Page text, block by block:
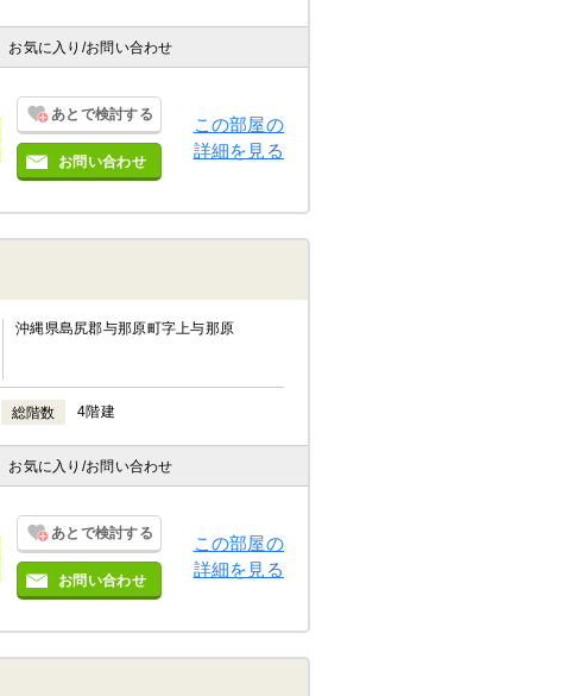
お気に入り /お問い合わせ
あとで検討する
お問い合わせ
この部屋の
詳細を見る
沖縄県島尻郡与那原町字上与那原
総階数 4階建
お気に入り /お問い合わせ
あとで検討する
お問い合わせ
この部屋の
詳細を見る